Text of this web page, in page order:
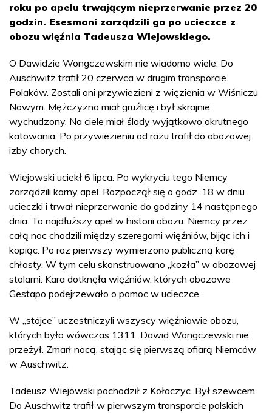
roku po apelu trwającym nieprzerwanie przez 20
godzin. Esesmani zarządzili go po ucieczce z
obozu więźnia Tadeusza Wiejowskiego.
O Dawidzie Wongczewskim nie wiadomo wiele. Do
Auschwitz trafił 20 czerwca w drugim transporcie
Polaków. Zostali oni przywiezieni z więzienia w Wiśniczu
Nowym. Mężczyzna miał gruźlicę i był skrajnie
wychudzony. Na ciele miał ślady wyjątkowo okrutnego
katowania. Po przywiezieniu od razu trafił do obozowej
izby chorych.
Wiejowski uciekł 6 lipca. Po wykryciu tego Niemcy
zarządzili karny apel. Rozpoczął się o godz. 18 w dniu
ucieczki i trwał nieprzerwanie do godziny 14 następnego
dnia. To najdłuższy apel w historii obozu. Niemcy przez
całą noc chodzili między szeregami więźniów, bijąc ich i
kopiąc. Po raz pierwszy wymierzono publiczną karę
chłosty. W tym celu skonstruowano „kozła” w obozowej
stolarni. Kara dotknęła więźniów, których obozowe
Gestapo podejrzewało o pomoc w ucieczce.
W „stójce” uczestniczyli wszyscy więźniowie obozu,
których było wówczas 1311. Dawid Wongczewski nie
przeżył. Zmarł nocą, stając się pierwszą ofiarą Niemców
w Auschwitz.
Tadeusz Wiejowski pochodził z Kołaczyc. Był szewcem.
Do Auschwitz trafił w pierwszym transporcie polskich